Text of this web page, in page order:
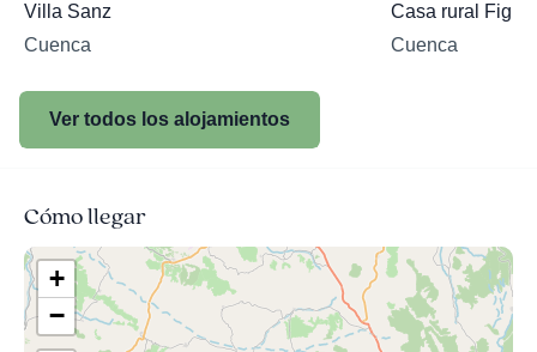
Villa Sanz
Cuenca
Casa rural
Cuenca
Ver todos los alojamientos
Cómo llegar
+
−